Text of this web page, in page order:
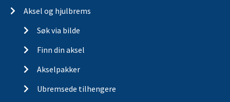
Aksel og hjulbrems
Søk via bilde
Finn din aksel
Akselpakker
Ubremsede tilhengere